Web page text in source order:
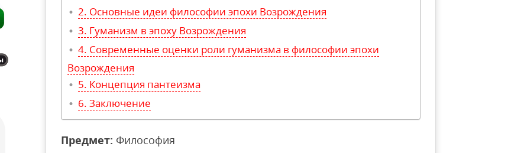
Основные идеи философии эпохи Возрождения
Гуманизм в эпоху Возрождения
Современные оценки роли гуманизма в философии эпохи
Возрождения
Концепция пантеизма
Заключение
Предмет: Философия